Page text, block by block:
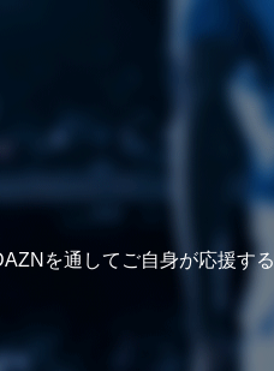
を通してご自身が応援する